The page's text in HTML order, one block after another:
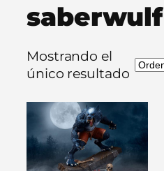
saberwulf
Mostrando el
único resultado